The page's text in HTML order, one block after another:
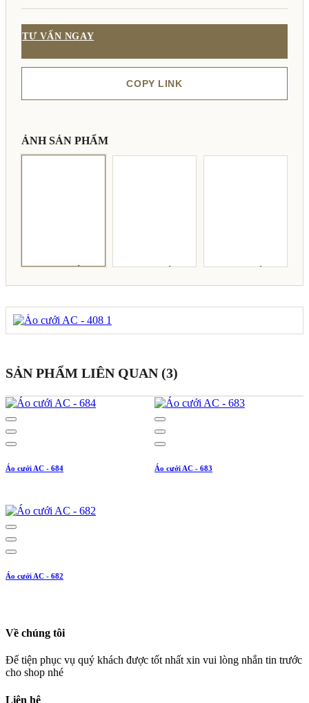
TƯ VẤN NGAY
COPY LINK
ẢNH SẢN PHẨM
SẢN PHẨM LIÊN QUAN (3)
Áo cưới AC - 684 Áo cưới AC - 683
Áo cưới AC - 682
Về chúng tôi
Để tiện phục vụ quý khách được tốt nhất xin vui lòng nhắn tin trước
cho shop nhé
Liên hệ